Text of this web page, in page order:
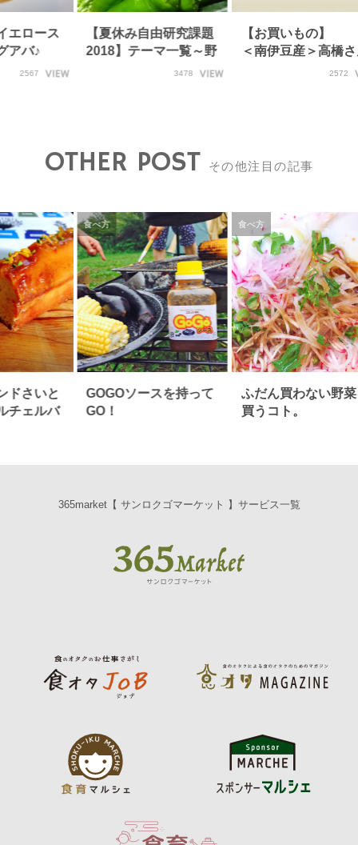
エロース
アバ♪
2567
【夏休み自由研究課題
2018】テーマ一覧～野
菜実験に挑戦しよ…
3478
【お買いもの】
＜南伊豆産＞高橋
2572
OTHER POST その他注目の記事
ドさいと
チェルバ
食べ方
GOGOソースを持って
GO！
食べ方
ふだん買わない野
買うコト。
365market【 サンロクゴマーケット 】サービス一覧